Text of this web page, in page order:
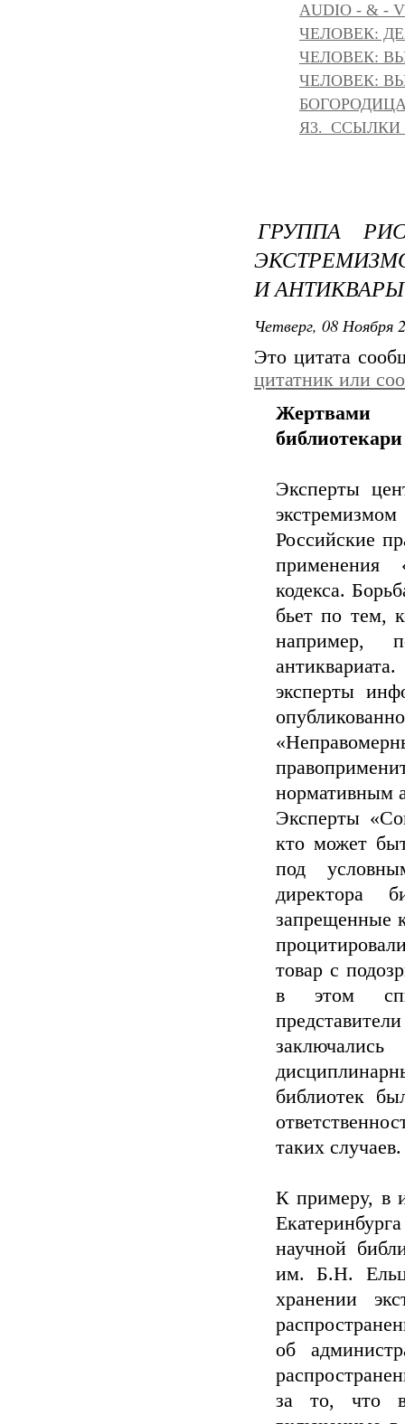
AUDIO - & -
ЧЕЛОВЕК:
ЧЕЛОВЕК:
ЧЕЛОВЕК:
ГРУППА
И АНТИКВАРЫ
Четверг, 08 Ноября
Это цитата
цитатник или
Жертвами
Эксперты
экстремизмом
Российские
применения
кодекса.
бьет по тем,
например,
эксперты
нормативным
Эксперты
кто может
под
директора
запрещенные
товар с
в этом
библиотек
таких случаев.
К примеру, в
научной
им. Б.Н.
хранении
об
за то, что